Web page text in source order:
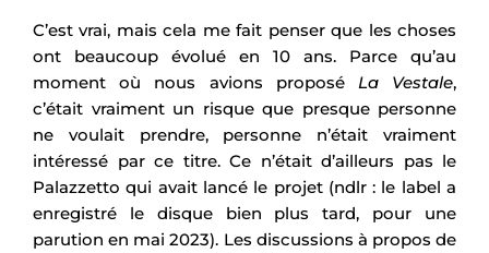
C’est vrai, mais cela me fait penser que les choses
ont beaucoup évolué en 10 ans. Parce qu’au
moment où nous avions proposé La Vestale,
c’était vraiment un risque que presque personne
ne voulait prendre, personne n’était vraiment
intéressé par ce titre. Ce n’était d’ailleurs pas le
Palazzetto qui avait lancé le projet (ndlr : le label a
enregistré le disque bien plus tard, pour une
parution en mai 2023). Les discussions à propos de